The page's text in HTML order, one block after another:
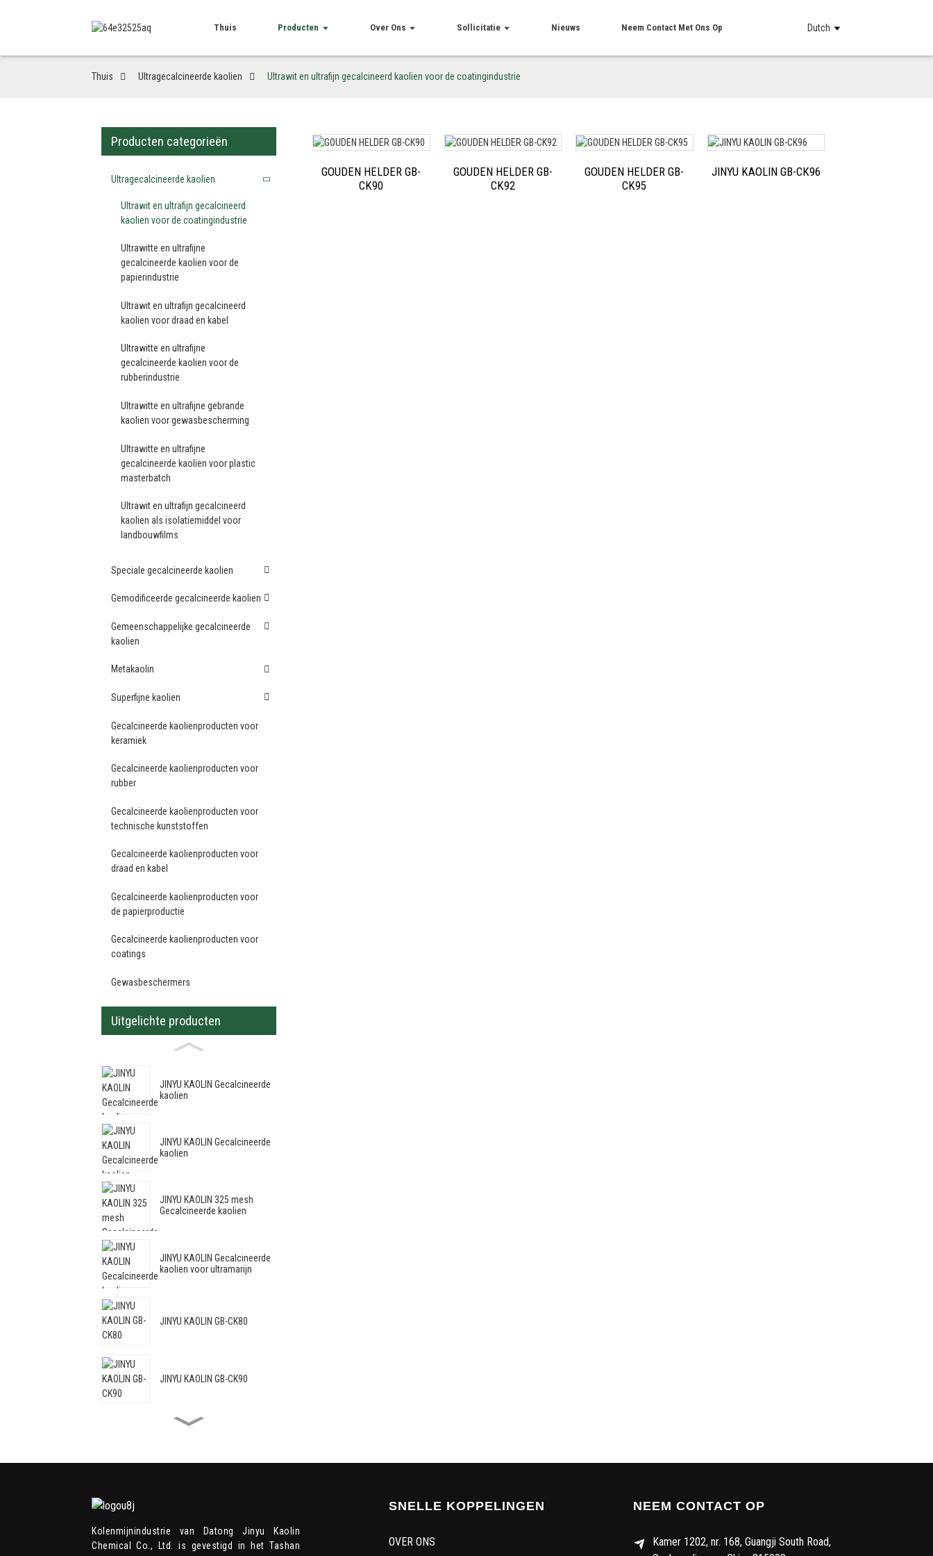
Thuis Producten Over Ons Sollicitatie Nieuws Neem Contact Met Ons Op Dutch
Thuis Ultragecalcineerde kaolien Ultrawit en ultrafijn gecalcineerd kaolien voor de coatingindustrie
Producten categorieën
Ultragecalcineerde kaolien
Ultrawit en ultrafijn gecalcineerd
kaolien voor de coatingindustrie
Ultrawitte en ultrafijne
gecalcineerde kaolien voor de
papierindustrie
Ultrawit en ultrafijn gecalcineerd
kaolien voor draad en kabel
Ultrawitte en ultrafijne
gecalcineerde kaolien voor de
rubberindustrie
Ultrawitte en ultrafijne gebrande
kaolien voor gewasbescherming
Ultrawitte en ultrafijne
gecalcineerde kaolien voor plastic
masterbatch
Ultrawit en ultrafijn gecalcineerd
kaolien als isolatiemiddel voor
landbouwfilms
Speciale gecalcineerde kaolien
Gemodificeerde gecalcineerde kaolien
Gemeenschappelijke gecalcineerde
kaolien
Metakaolin
Superfijne kaolien
Gecalcineerde kaolienproducten voor
keramiek
Gecalcineerde kaolienproducten voor
rubber
Gecalcineerde kaolienproducten voor
technische kunststoffen
Gecalcineerde kaolienproducten voor
draad en kabel
Gecalcineerde kaolienproducten voor
de papierproductie
Gecalcineerde kaolienproducten voor
coatings
Gewasbeschermers
Uitgelichte producten
JINYU KAOLIN Gecalcineerde
kaolien
JINYU KAOLIN Gecalcineerde
kaolien
JINYU KAOLIN 325 mesh
Gecalcineerde kaolien
JINYU KAOLIN Gecalcineerde
kaolien voor ultramarijn
JINYU KAOLIN GB-CK80
JINYU KAOLIN GB-CK90
JINYU KAOLIN GB-HRM98
GOUDEN HELDER GB-
CK90
GOUDEN HELDER GB-
CK92
GOUDEN HELDER GB-
CK95
JINYU KAOLIN GB-CK96
Kolenmijnindustrie van Datong Jinyu Kaolin
Chemical Co., Ltd. is gevestigd in het Tashan
SNELLE KOPPELINGEN
OVER ONS
NEEM CONTACT OP
Kamer 1202, nr. 168, Guangji South Road,